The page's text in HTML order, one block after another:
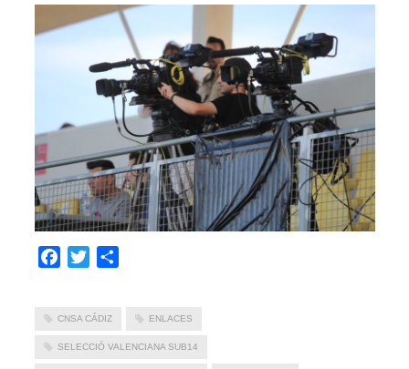
Facebook
Twitter
CNSA CÁDIZ ENLACES
SELECCIÓ VALENCIANA SUB14